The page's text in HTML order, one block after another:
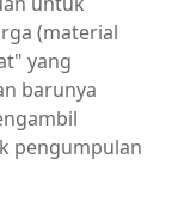
(material
yang
barunya
pengumpulan